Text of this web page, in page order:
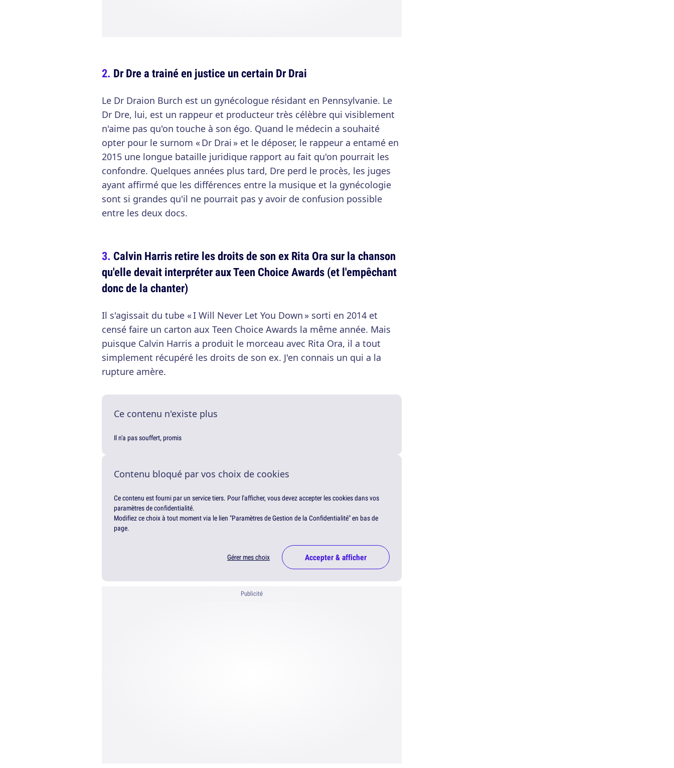
Dr Dre a trainé en justice un certain Dr Drai
Le Dr Draion Burch est un gynécologue résidant en Pennsylvanie. Le
Dr Dre, lui, est un rappeur et producteur très célèbre qui visiblement
n'aime pas qu'on touche à son égo. Quand le médecin a souhaité
opter pour le surnom « Dr Drai » et le déposer, le rappeur a entamé en
2015 une longue bataille juridique rapport au fait qu'on pourrait les
confondre. Quelques années plus tard, Dre perd le procès, les juges
ayant affirmé que les différences entre la musique et la gynécologie
sont si grandes qu'il ne pourrait pas y avoir de confusion possible
entre les deux docs.
Calvin Harris retire les droits de son ex Rita Ora sur la chanson
qu'elle devait interpréter aux Teen Choice Awards (et l'empêchant
donc de la chanter)
Il s'agissait du tube « I Will Never Let You Down » sorti en 2014 et
censé faire un carton aux Teen Choice Awards la même année. Mais
puisque Calvin Harris a produit le morceau avec Rita Ora, il a tout
simplement récupéré les droits de son ex. J'en connais un qui a la
rupture amère.
Ce contenu n'existe plus
Il n'a pas souffert, promis
Contenu bloqué par vos choix de cookies
Ce contenu est fourni par un service tiers. Pour l'afficher, vous devez accepter les cookies dans vos
paramètres de confidentialité.
Modifiez ce choix à tout moment via le lien "Paramètres de Gestion de la Confidentialité" en bas de
page.
Gérer mes choix Accepter & afficher
Publicité